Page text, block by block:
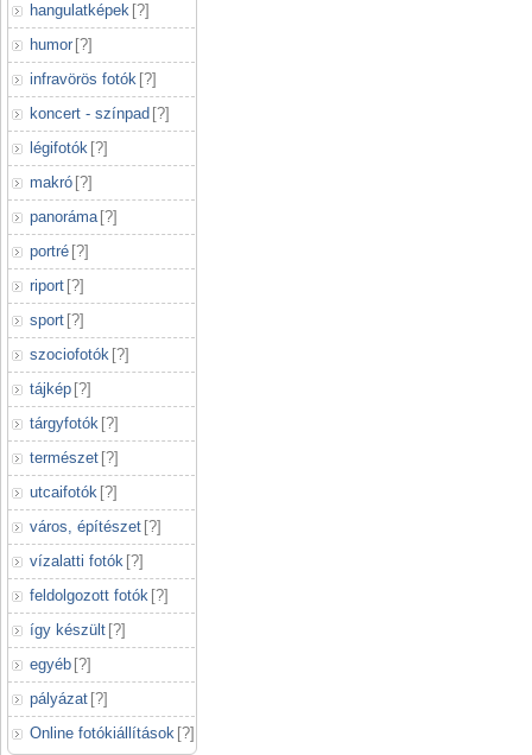
hangulatképek [?]
humor [?]
infravörös fotók [?]
koncert - színpad [?]
légifotók [?]
makró [?]
panoráma [?]
portré [?]
riport [?]
sport [?]
szociofotók [?]
tájkép [?]
tárgyfotók [?]
természet [?]
utcaifotók [?]
város, építészet [?]
vízalatti fotók [?]
feldolgozott fotók [?]
így készült [?]
egyéb [?]
pályázat [?]
Online fotókiállítások [?]